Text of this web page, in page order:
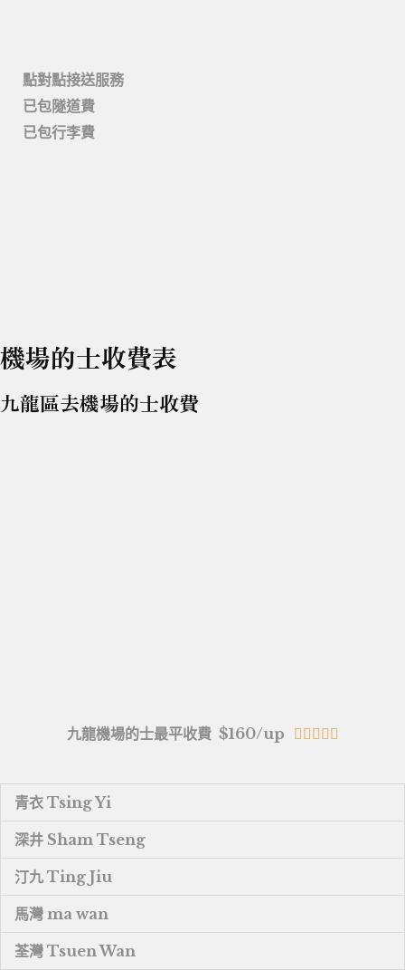
點對點接送服務
已包隧道費
已包行李費
機場的士收費表
九龍區去機場的士收費
九龍機場的士最平收費 $160/up     
青衣 Tsing Yi
深井 Sham Tseng
汀九 Ting Jiu
馬灣 ma wan
荃灣 Tsuen Wan